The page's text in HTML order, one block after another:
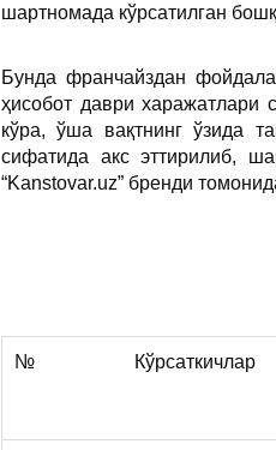
шартномада кўрсатилган
Бунда франчайздан
ҳисобот даври харажатлари
кўра, ўша вақтнинг ўзида
сифатида акс эттирилиб,
“Kanstovar.uz” бренди
№ Кўрсаткичлар